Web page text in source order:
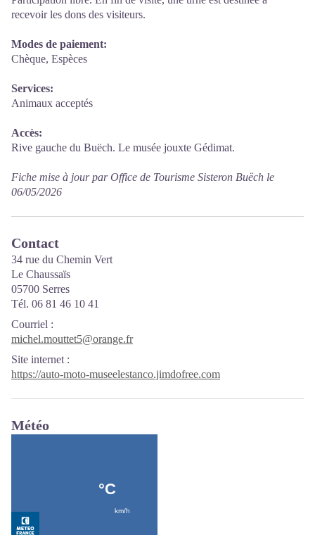
recevoir les dons des visiteurs.
Modes de paiement:
Chèque, Espèces
Services:
Animaux acceptés
Accès:
Rive gauche du Buëch. Le musée jouxte Gédimat.
Fiche mise à jour par Office de Tourisme Sisteron Buëch le
06/05/2026
Contact
34 rue du Chemin Vert
Le Chaussaïs
05700 Serres
Tél. 06 81 46 10 41
Courriel :
michel.mouttet5@orange.fr
Site internet :
https://auto-moto-museelestanco.jimdofree.com
Météo